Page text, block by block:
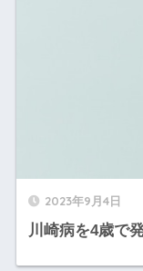
2023年9月4日
川崎病を4歳で